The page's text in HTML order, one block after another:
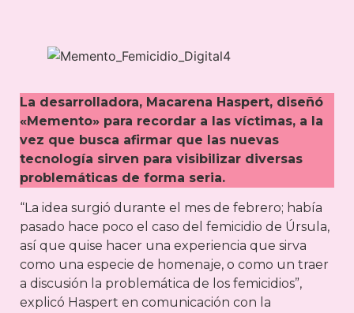
La desarrolladora, Macarena Haspert, diseñó
«Memento» para recordar a las víctimas, a la
vez que busca afirmar que las nuevas
tecnología sirven para visibilizar diversas
problemáticas de forma seria.
“La idea surgió durante el mes de febrero; había
pasado hace poco el caso del femicidio de Úrsula,
así que quise hacer una experiencia que sirva
como una especie de homenaje, o como un traer
a discusión la problemática de los femicidios”,
explicó Haspert en comunicación con la